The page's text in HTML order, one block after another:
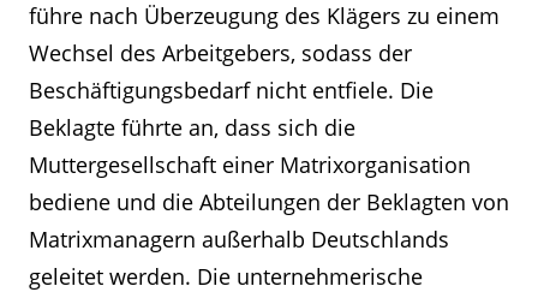
führe nach Überzeugung des Klägers zu einem
Wechsel des Arbeitgebers, sodass der
Beschäftigungsbedarf nicht entfiele. Die
Beklagte führte an, dass sich die
Muttergesellschaft einer Matrixorganisation
bediene und die Abteilungen der Beklagten von
Matrixmanagern außerhalb Deutschlands
geleitet werden. Die unternehmerische